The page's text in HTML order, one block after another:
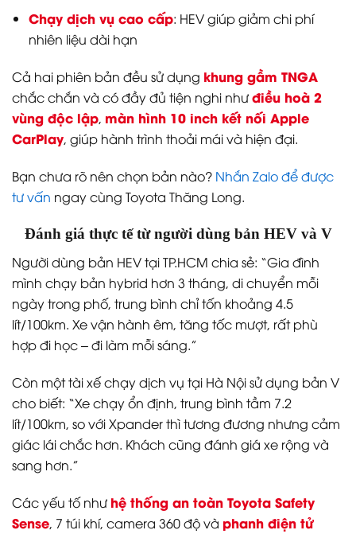
Chạy dịch vụ cao cấp: HEV giúp giảm chi phí
nhiên liệu dài hạn
Cả hai phiên bản đều sử dụng khung gầm TNGA
chắc chắn và có đầy đủ tiện nghi nhưđiều hoà 2
vùng độc lập, màn hình 10 inch kết nối Apple
CarPlay, giúp hành trình thoải mái và hiện đại.
Bạn chưa rõ nên chọn bản nào? Nhắn Zalo để được
tư vấn ngay cùng Toyota Thăng Long.
Đánh giá thực tế từ người dùng bản HEV và V
Người dùng bản HEV tại TP.HCM chia sẻ: “Gia đình
mình chạy bản hybrid hơn 3 tháng, di chuyển mỗi
ngày trong phố, trung bình chỉ tốn khoảng 4.5
lít/100km. Xe vận hành êm, tăng tốc mượt, rất phù
hợp đi học – đi làm mỗi sáng.”
Còn một tài xế chạy dịch vụ tại Hà Nội sử dụng bản V
cho biết: “Xe chạy ổn định, trung bình tầm 7.2
lít/100km, so với Xpander thì tương đương nhưng cảm
giác lái chắc hơn. Khách cũng đánh giá xe rộng và
sang hơn.”
Các yếu tố như hệ thống an toàn Toyota Safety
Sense, 7 túi khí, camera 360 độ và phanh điện tử